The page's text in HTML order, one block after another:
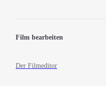
Film bearbeiten
Der Filmeditor